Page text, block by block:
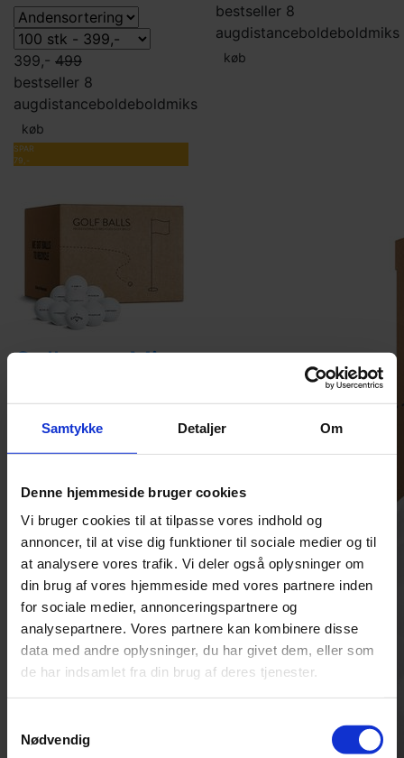
Samtykke Detaljer Om
Denne hjemmeside bruger cookies
Vi bruger cookies til at tilpasse vores indhold og
annoncer, til at vise dig funktioner til sociale medier og til
at analysere vores trafik. Vi deler også oplysninger om
din brug af vores hjemmeside med vores partnere inden
for sociale medier, annonceringspartnere og
analysepartnere. Vores partnere kan kombinere disse
data med andre oplysninger, du har givet dem, eller som
de har indsamlet fra din brug af deres tjenester.
Nødvendig
399,- 499
bestseller 8
augdistanceboldeboldmiks
køb
bestseller 8
augdistanceboldeboldmiks
køb
SPAR
79,-
Callaway Mix
299,-399
bestseller 8 augboldmiks
køb